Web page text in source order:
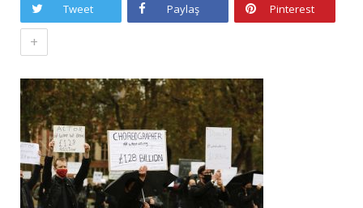
Tweet Paylaş Pinterest
+